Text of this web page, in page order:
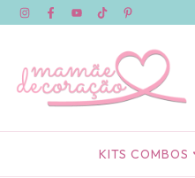
KITS COMBOS